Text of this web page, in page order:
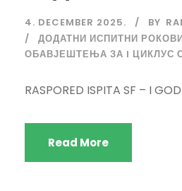
4. DECEMBER 2025. BY
ДОДАТНИ ИСПИТНИ
ОБАВЈЕШТЕЊА ЗА I ЦИКЛУС
RASPORED ISPITA SF – I
Read More